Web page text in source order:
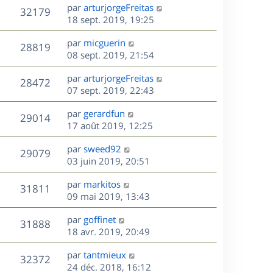
e
s
a
g
e
m
e
s
s
a
g
e
s
i
e
r
m
e
s
s
a
g
e
32179V
u
s
D
e
r
n
i
e
r
m
e
s
s
a
g
e
par arturjorgeFreitas
18 sept. 2019, 19:25
28819V
u
e
D
e
r
n
i
e
r
m
e
s
s
a
g
e
par micguerin
08 sept. 2019, 21:54
28472V
u
s
D
e
r
n
i
e
r
m
e
s
s
a
g
e
par arturjorgeFreitas
07 sept. 2019, 22:43
29014V
u
D
e
r
n
i
e
r
m
e
s
s
a
g
par gerardfun
17 août 2019, 12:25
29079V
u
s
D
e
r
n
i
e
r
m
e
s
s
par sweed92
03 juin 2019, 20:51
31811
u
e
s
D
e
r
n
i
e
r
m
par markitos
09 mai 2019, 13:43
31888V
u
e
D
e
r
n
i
par goffinet
18 avr. 2019, 20:49
32372V
D
e
par tantmieux
24 déc. 2018, 16:12